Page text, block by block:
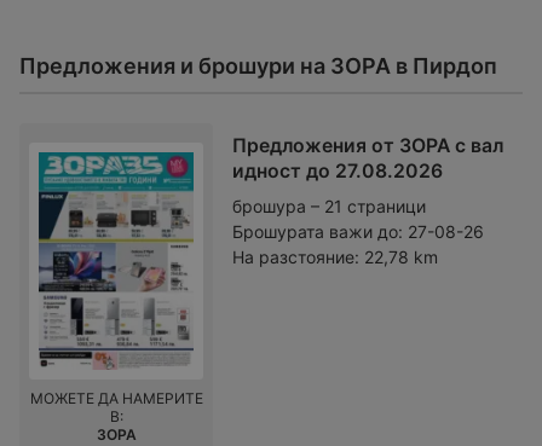
Предложения и брошури на ЗОРА в Пирдоп
Предложения от ЗОРА с вал
идност до 27.08.2026
брошура – 21 страници
Брошурата важи до: 27-08-26
На разстояние: 22,78 km
МОЖЕТЕ ДА НАМЕРИТЕ
В:
ЗОРА